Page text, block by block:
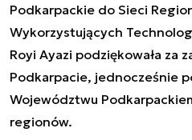
Podkarpackie do Sieci
Wykorzystujących
Royi Ayazi podziękowała za
Podkarpacie, jednocześnie
Województwu
regionów.